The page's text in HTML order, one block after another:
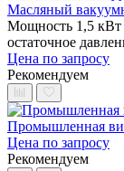
Масляный
Мощность 1,5 кВт
остаточное
Цена по запросу
Рекомендуем
Промышленная
Цена по запросу
Рекомендуем